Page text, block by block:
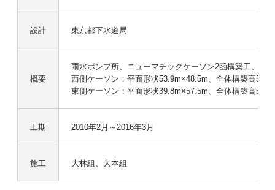
設計 東京都下水道局
概要
雨水ポンプ所、ニューマチックケーソン2函構築工、掘
西側ケーソン：平面形状53.9m×48.5m、全体構築高
東側ケーソン：平面形状39.8m×57.5m、全体構築高
工期 2010年2月～2016年3月
施工 大林組、大本組